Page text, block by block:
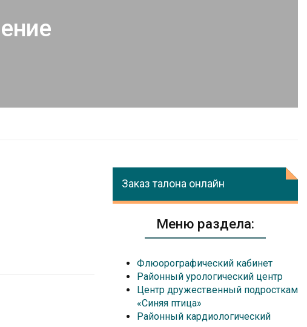
Заказ талона онлайн
Меню раздела:
Флюорографический кабинет
Районный урологический центр
Центр дружественный подросткам
«Синяя птица»
Районный кардиологический